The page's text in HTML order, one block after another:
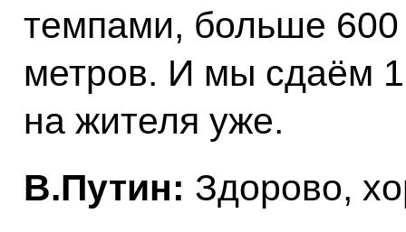
темпами, больше 600
метров. И мы сдаём
на жителя уже.
В.Путин: Здорово,